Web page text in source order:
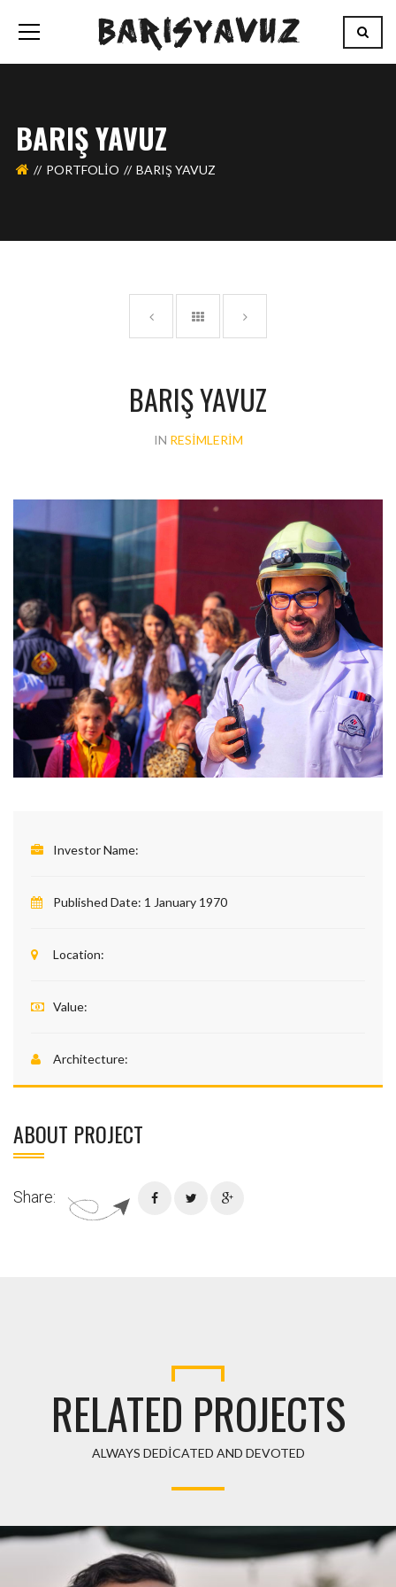
BARIŞ YAVUZ
PORTFOLIO BARIŞ YAVUZ
BARIŞ YAVUZ
IN RESIMLERIM
Investor Name:
Published Date: 1 January 1970
Location:
Value:
Architecture:
ABOUT PROJECT
Share:
RELATED PROJECTS
ALWAYS DEDICATED AND DEVOTED